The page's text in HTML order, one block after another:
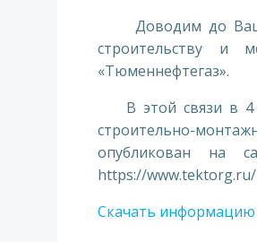
Доводим до
строительству и
«Тюменнефтегаз».
В этой связи в 4
строительно-
опубликован на
https://
Скачать